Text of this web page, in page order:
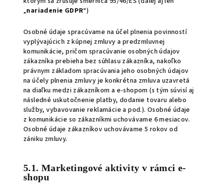
„nariadenie GDPR“)
Osobné údaje spracúvame na účel plnenia povinností
vyplývajúcich z kúpnej zmluvy a predzmluvnej
komunikácie, pričom spracúvanie osobných údajov
zákazníka prebieha bez súhlasu zákazníka, nakoľko
právnym základom spracúvania jeho osobných údajov
na účely plnenia zmluvy je konkrétna zmluva uzavretá
na diaľku medzi zákazníkom a e-shopom (s tým súvisí aj
následné uskutočnenie platby, dodanie tovaru alebo
služby, vybavovanie reklamácie a pod.). Osobné údaje
z komunikácie so zákazníkmi uchovávame 6 mesiacov.
Osobné údaje zákazníkov uchovávame 5 rokov od
zániku zmluvy.
5.1. Marketingové aktivity v rámci e-
shopu